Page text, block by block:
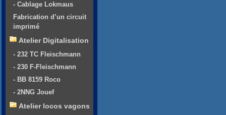
- Cablage Lokmaus
Fabrication d’un circuit
imprimé
Atelier Digitalisation
- 232 TC Fleischmann
- 230 F-Fleischmann
- BB 8159 Roco
- 2NNG Jouef
Atelier locos vagons